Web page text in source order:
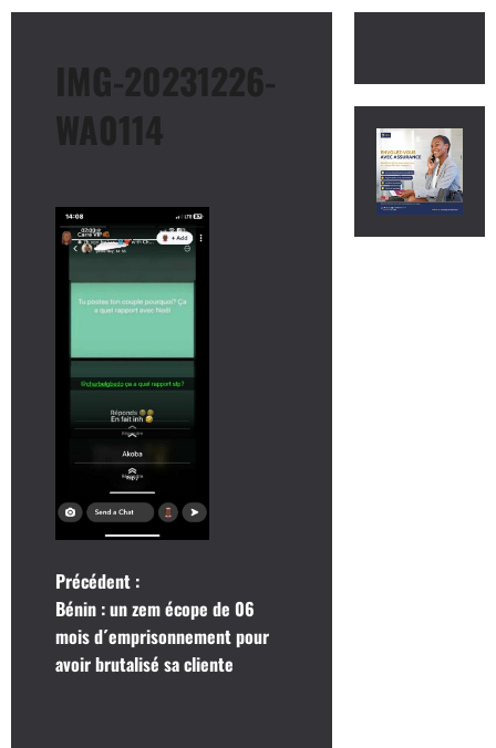
IMG-20231226-
WA0114
N
a
v
Précédent :
Bénin : un zem écope de 06
mois d´emprisonnement pour
avoir brutalisé sa cliente